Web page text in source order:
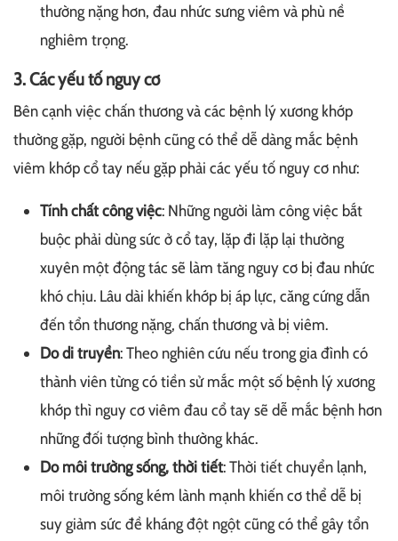
thường nặng hơn, đau nhức sưng viêm và phù nề
nghiêm trọng.
3. Các yếu tố nguy cơ
Bên cạnh việc chấn thương và các bệnh lý xương khớp
thường gặp, người bệnh cũng có thể dễ dàng mắc bệnh
viêm khớp cổ tay nếu gặp phải các yếu tố nguy cơ như:
Tính chất công việc: Những người làm công việc bắt
buộc phải dùng sức ở cổ tay, lặp đi lặp lại thường
xuyên một động tác sẽ làm tăng nguy cơ bị đau nhức
khó chịu. Lâu dài khiến khớp bị áp lực, căng cứng dẫn
đến tổn thương nặng, chấn thương và bị viêm.
Do di truyền: Theo nghiên cứu nếu trong gia đình có
thành viên từng có tiền sử mắc một số bệnh lý xương
khớp thì nguy cơ viêm đau cổ tay sẽ dễ mắc bệnh hơn
những đối tượng bình thường khác.
Do môi trường sống, thời tiết: Thời tiết chuyển lạnh,
môi trường sống kém lành mạnh khiến cơ thể dễ bị
suy giảm sức đề kháng đột ngột cũng có thể gây tổn